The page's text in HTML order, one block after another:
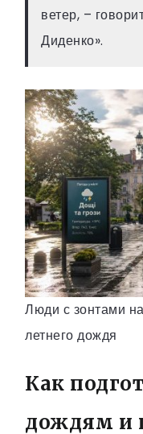
ветер, –
Диденко».
Люди с зонтами
летнего дождя
Как
дождям и